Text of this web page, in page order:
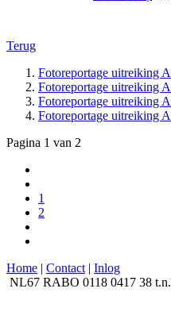
Terug
Fotoreportage uitreiking
Fotoreportage uitreiking
Fotoreportage uitreiking
Fotoreportage uitreiking
Pagina 1 van 2
1
2
Home | Contact | Inlog
NL67 RABO 0118 0417 38